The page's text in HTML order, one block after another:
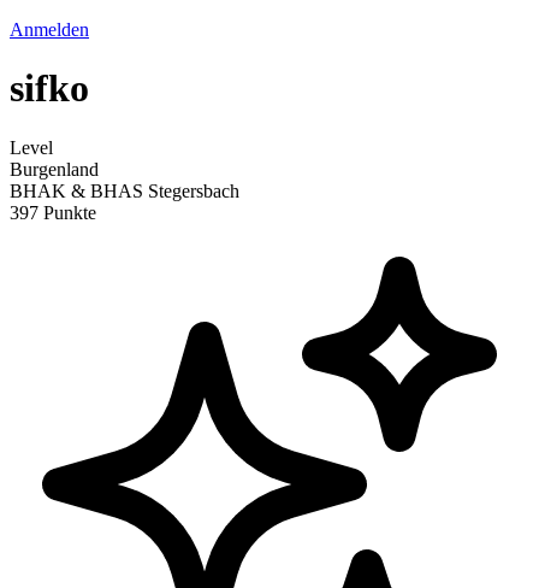
Anmelden
sifko
Level
Burgenland
BHAK & BHAS Stegersbach
397 Punkte